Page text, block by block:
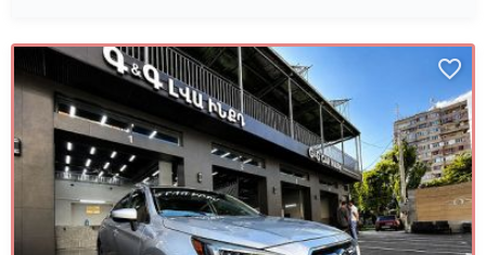
favorite_border